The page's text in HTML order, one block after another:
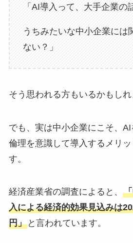
「AI導入って、大手企業の
うちみたいな中小企業には
ない？」
そう思われる方もいるかもしれ
でも、実は中小企業にこそ、AI
倫理を意識して導入するメリ
す。
経済産業省の調査によると、
入による経済的効果見込みは
円」と言われています。